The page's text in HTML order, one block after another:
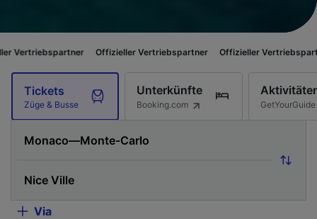
Offizieller Vertriebspartner Offizieller Vertriebspartner
Tickets
Züge & Busse
Unterkünfte
Booking.com GetYourGuide
Via